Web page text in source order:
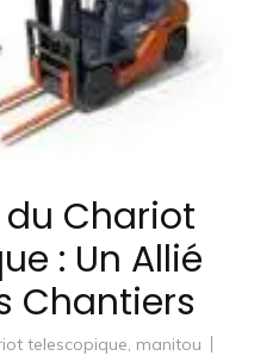
du Chariot
: Un Allié
Chantiers
telescopique, manitou